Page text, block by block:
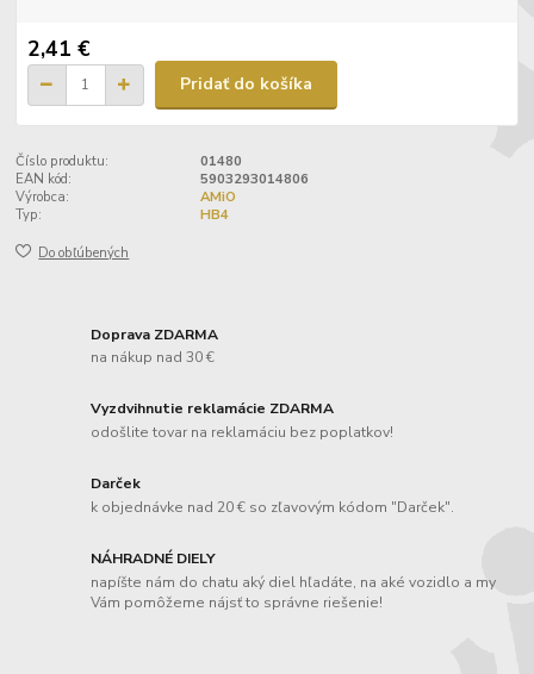
2,41 €
Pridať do košíka
Číslo produktu:
01480
EAN kód:
5903293014806
Výrobca:
AMiO
Typ:
HB4
Do obľúbených
Doprava ZDARMA
na nákup nad 30 €
Vyzdvihnutie reklamácie ZDARMA
odošlite tovar na reklamáciu bez poplatkov!
Darček
k objednávke nad 20 € so zľavovým kódom "Darček".
NÁHRADNÉ DIELY
napíšte nám do chatu aký diel hľadáte, na aké vozidlo a my
Vám pomôžeme nájsť to správne riešenie!